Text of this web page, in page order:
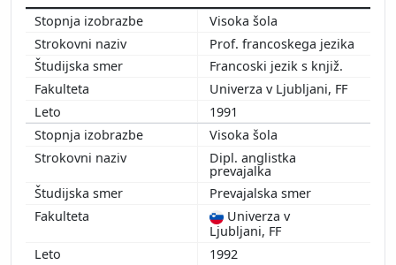
Visoka šola
Prof. francoskega jezika
Francoski jezik s knjiž.
Univerza v Ljubljani, FF
1991
Visoka šola
Dipl. anglistka
prevajalka
Prevajalska smer
Univerza v
Ljubljani, FF
1992